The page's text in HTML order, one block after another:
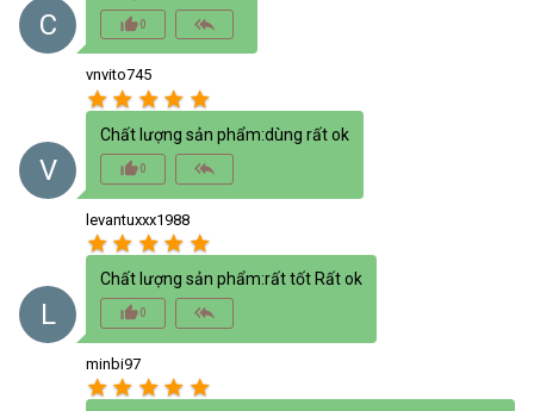
C thumb_up_alt0 reply_all
V
vnvito745
star star star star star
Chất lượng sản phẩm:dùng rất ok
thumb_up_alt0 reply_all
L
levantuxxx1988
star star star star star
Chất lượng sản phẩm:rất tốt Rất ok
thumb_up_alt0 reply_all
minbi97
star star star star star